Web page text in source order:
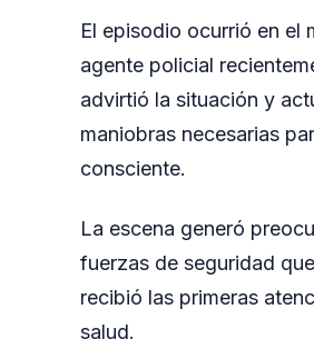
El episodio ocurrió en el
agente policial
advirtió la situación y
maniobras necesarias
consciente.
La escena generó
fuerzas de seguridad
recibió las primeras
salud.